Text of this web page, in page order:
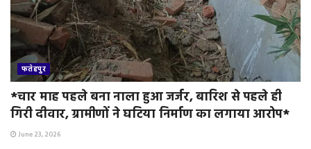
फतेहपुर
*चार माह पहले बना नाला हुआ जर्जर, बारिश से पहले ही
गिरी दीवार, ग्रामीणों ने घटिया निर्माण का लगाया आरोप*
June 23, 2026